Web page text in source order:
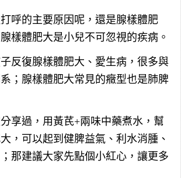
呼的主要原因呢，還是腺樣體肥
樣體肥大是小兒不可忽視的疾病。
反復腺樣體肥大、愛生病，很多與
；腺樣體肥大常見的癥型也是肺脾
享過，用黃芪+兩味中藥煮水，幫
，可以起到健脾益氣、利水消腫、
那建議大家先點個小紅心，讓更多